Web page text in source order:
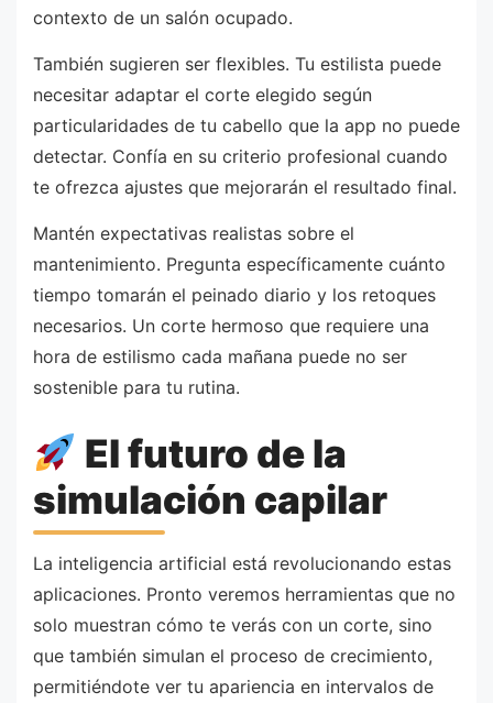
contexto de un salón ocupado.
También sugieren ser flexibles. Tu estilista puede
necesitar adaptar el corte elegido según
particularidades de tu cabello que la app no puede
detectar. Confía en su criterio profesional cuando
te ofrezca ajustes que mejorarán el resultado final.
Mantén expectativas realistas sobre el
mantenimiento. Pregunta específicamente cuánto
tiempo tomarán el peinado diario y los retoques
necesarios. Un corte hermoso que requiere una
hora de estilismo cada mañana puede no ser
sostenible para tu rutina.
El futuro de la
simulación capilar
La inteligencia artificial está revolucionando estas
aplicaciones. Pronto veremos herramientas que no
solo muestran cómo te verás con un corte, sino
que también simulan el proceso de crecimiento,
permitiéndote ver tu apariencia en intervalos de